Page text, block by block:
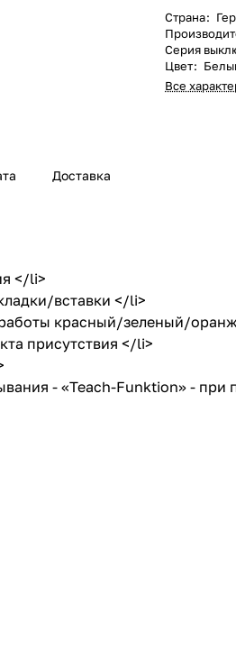
Страна:
Серия
Цвет:
Все
Доставка
</li>
вставки </li>
красный/зеленый/
присутствия </li>
- «Teach-Funktion» -